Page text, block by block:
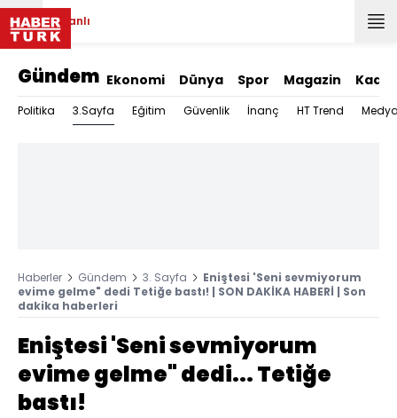
Canlı
Gündem Ekonomi Dünya Spor Magazin Kadın
Politika 3.Sayfa Eğitim Güvenlik İnanç HT Trend
Haberler Gündem 3. Sayfa
Eniştesi 'Seni sevmiyorum
evime gelme" dedi Tetiğe bastı! | SON DAKİKA HABERİ | Son
dakika haberleri
Eniştesi 'Seni sevmiyorum
evime gelme" dedi... Tetiğe
bastı!